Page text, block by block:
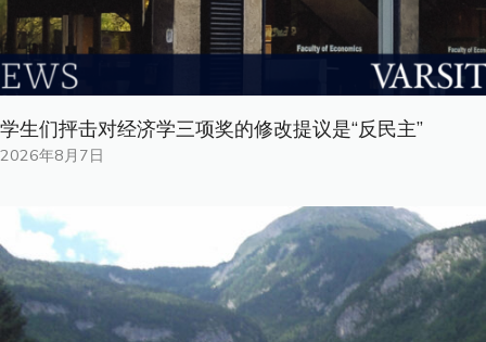
学生们抨击对经济学三项奖的修改提议是“反民主”
2026年8月7日